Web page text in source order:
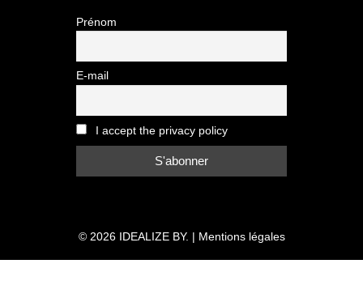
Prénom
E-mail
I accept the privacy policy
© 2026 IDEALIZE BY. | Mentions légales